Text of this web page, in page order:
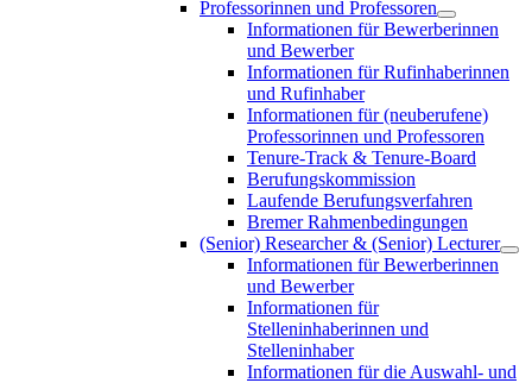
Professorinnen und Professoren
Informationen für Bewerberinnen
und Bewerber
Informationen für Rufinhaberinnen
und Rufinhaber
Informationen für (neuberufene)
Professorinnen und Professoren
Tenure-Track & Tenure-Board
Berufungskommission
Laufende Berufungsverfahren
Bremer Rahmenbedingungen
(Senior) Researcher & (Senior) Lecturer
Informationen für Bewerberinnen
und Bewerber
Informationen für
Stelleninhaberinnen und
Stelleninhaber
Informationen für die Auswahl- und